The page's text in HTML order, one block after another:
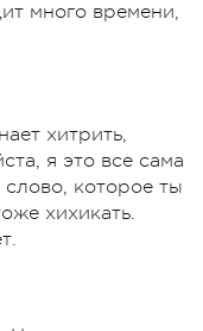
много времени,
хитрить,
я это все сама
которое ты
хихикать.